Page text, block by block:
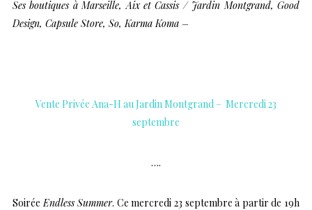
Ses boutiques à Marseille, Aix et Cassis / Jardin Montgrand, Good
Design, Capsule Store, So, Karma Koma –
Vente Privée Ana-H au Jardin Montgrand – Mercredi 23
septembre
….
SoiréeEndless Summer. Ce mercredi 23 septembre à partir de 19h